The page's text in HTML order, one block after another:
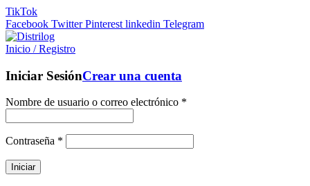
TikTok
Facebook Twitter Pinterest linkedin Telegram
Inicio / Registro
Iniciar SesiónCrear una cuenta
Nombre de usuario o correo electrónico *
Contraseña *
Iniciar